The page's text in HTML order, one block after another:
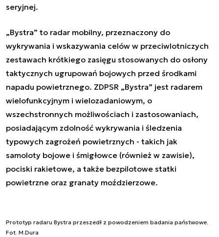
seryjnej.
„Bystra” to radar mobilny, przeznaczony do
wykrywania i wskazywania celów w przeciwlotniczych
zestawach krótkiego zasięgu stosowanych do osłony
taktycznych ugrupowań bojowych przed środkami
napadu powietrznego. ZDPSR „Bystra” jest radarem
wielofunkcyjnym i wielozadaniowym, o
wszechstronnych możliwościach i zastosowaniach,
posiadającym zdolność wykrywania i śledzenia
typowych zagrożeń powietrznych - takich jak
samoloty bojowe i śmigłowce (również w zawisie),
pociski rakietowe, a także bezpilotowe statki
powietrzne oraz granaty moździerzowe.
Prototyp radaru Bystra przeszedł z powodzeniem badania państwowe.
Fot. M.Dura